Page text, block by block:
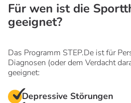
Für wen ist die
geeignet?
Das Programm STEP.De ist für
Diagnosen (oder dem Verdacht
geeignet:
Depressive Störungen